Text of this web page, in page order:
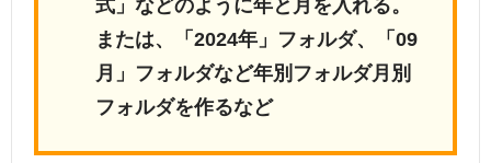
式」などのように年と月を入れる。
または、「2024年」フォルダ、「09
月」フォルダなど年別フォルダ月別
フォルダを作るなど